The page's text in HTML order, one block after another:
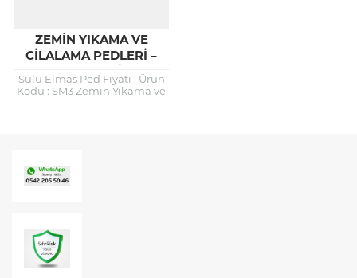
ZEMIN YIKAMA VE
CILALAMA PEDLERI –
KEÇELERI
Sulu Elmas Ped Fiyatı : Ürün
Kodu : SM3 Zemin Yıkama ve